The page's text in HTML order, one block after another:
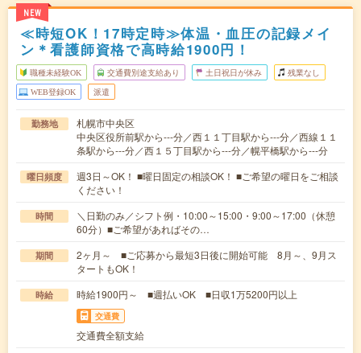
NEW
≪時短OK！17時定時≫体温・血圧の記録メイ
ン＊看護師資格で高時給1900円！
職種未経験OK 交通費別途支給あり 土日祝日が休み 残業なし
WEB登録OK 派遣
勤務地
札幌市中央区
中央区役所前駅から---分／西１１丁目駅から---分／西線１１
条駅から---分／西１５丁目駅から---分／幌平橋駅から---分
曜日頻度
週3日～OK！ ■曜日固定の相談OK！ ■ご希望の曜日をご相談
ください！
時間
＼日勤のみ／シフト例・10:00～15:00・9:00～17:00（休憩
60分）■ご希望があればその…
期間
2ヶ月～ ■ご応募から最短3日後に開始可能 8月～、9月ス
タートもOK！
時給 時給1900円～ ■週払いOK ■日収1万5200円以上
交通費
交通費全額支給